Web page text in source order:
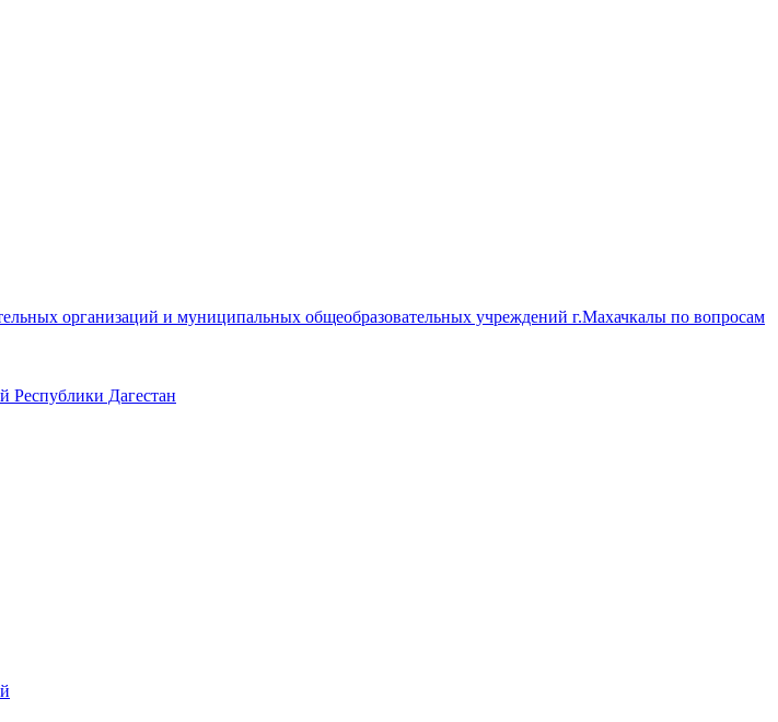
организаций и муниципальных общеобразовательных учреждений г.Махачкалы по вопросам
Республики Дагестан